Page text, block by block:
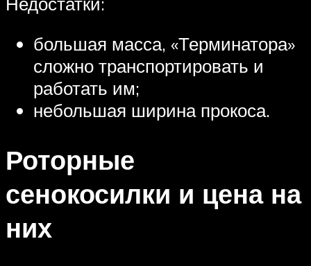
большая масса, «Терминатора»
сложно транспортировать и
работать им;
небольшая ширина прокоса.
Роторные
сенокосилки и цена на
них